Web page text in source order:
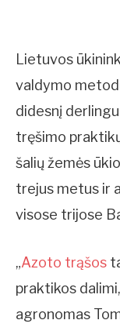
Lietuvos
valdymo
didesnį
tręšimo
šalių žemės
trejus metus ir
visose trijose
„Azoto trąšos
praktikos
agronomas